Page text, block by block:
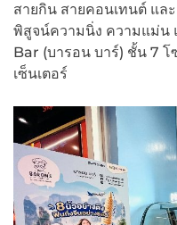
สายกิน สายคอนเทนต์ แล
พิสูจน์ความนิ่ง ความแม่น
Bar (บารอน บาร์) ชั้น 7 โ
เซ็นเตอร์